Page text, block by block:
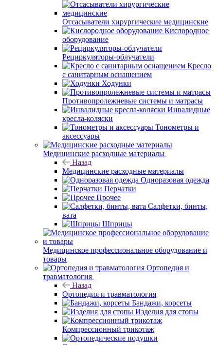
Отсасыватели хирургические медицинские
Кислородное
оборудование
Рециркуляторы-облучатели
Кресло
с санитарным оснащением
Ходунки
Противопролежневые системы и матрасы
Инвалидные
кресла-коляски
Тонометры и
аксессуары
Медицинские расходные материалы
Назад
Медицинские расходные материалы
Одноразовая одежда
Перчатки
Прочее
Салфетки, бинты,
вата
Шприцы
Медицинское профессиональное оборудование и
товары
Ортопедия и
травматология
Назад
Ортопедия и травматология
Бандажи, корсеты
Изделия для стопы
Компрессионный трикотаж